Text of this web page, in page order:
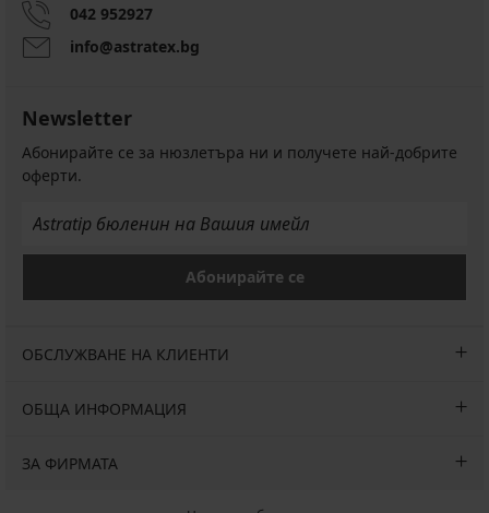
042 952927
info@astratex.bg
Newsletter
Абонирайте се за нюзлетъра ни и получете най-добрите
оферти.
Абонирайте се
ОБСЛУЖВАНЕ НА КЛИЕНТИ
ОБЩА ИНФОРМАЦИЯ
ЗА ФИРМАТА